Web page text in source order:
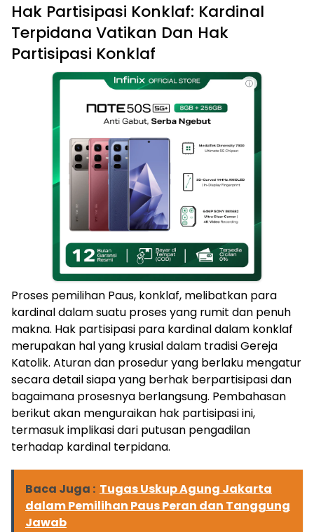
Hak Partisipasi Konklaf: Kardinal
Terpidana Vatikan Dan Hak
Partisipasi Konklaf
ⓘ
Proses pemilihan Paus, konklaf, melibatkan para
kardinal dalam suatu proses yang rumit dan penuh
makna. Hak partisipasi para kardinal dalam konklaf
merupakan hal yang krusial dalam tradisi Gereja
Katolik. Aturan dan prosedur yang berlaku mengatur
secara detail siapa yang berhak berpartisipasi dan
bagaimana prosesnya berlangsung. Pembahasan
berikut akan menguraikan hak partisipasi ini,
termasuk implikasi dari putusan pengadilan
terhadap kardinal terpidana.
Baca Juga : Tugas Uskup Agung Jakarta
dalam Pemilihan Paus Peran dan Tanggung
Jawab